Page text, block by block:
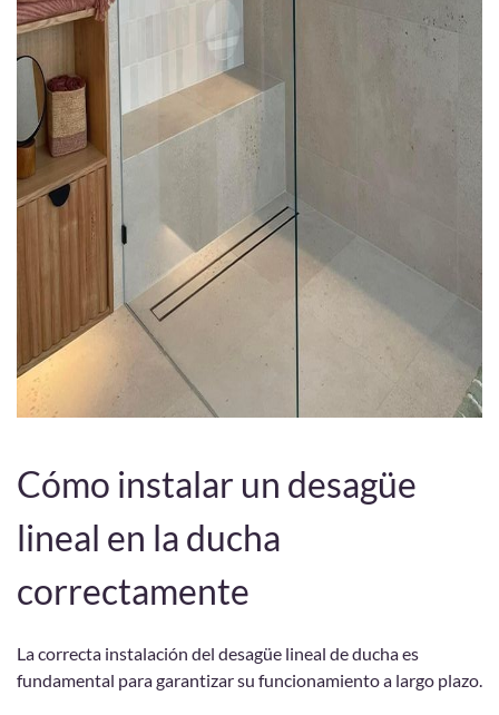
Cómo instalar un desagüe
lineal en la ducha
correctamente
La correcta instalación del desagüe lineal de ducha es
fundamental para garantizar su funcionamiento a largo plazo.